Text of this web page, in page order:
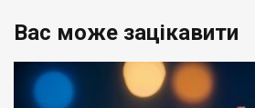
Вас може зацікавити